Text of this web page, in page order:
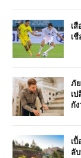
เ
เ
ภั
เ
กัง
เ
ลั